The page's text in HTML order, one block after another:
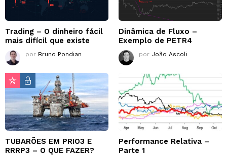
Trading – O dinheiro fácil
mais difícil que existe
por Bruno Pondian
Dinâmica de Fluxo –
Exemplo de PETR4
por João Ascoli
TUBARÕES EM PRIO3 E
RRRP3 – O QUE FAZER?
Performance Relativa –
Parte 1